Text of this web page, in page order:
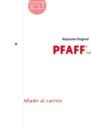
Añadir al carrito